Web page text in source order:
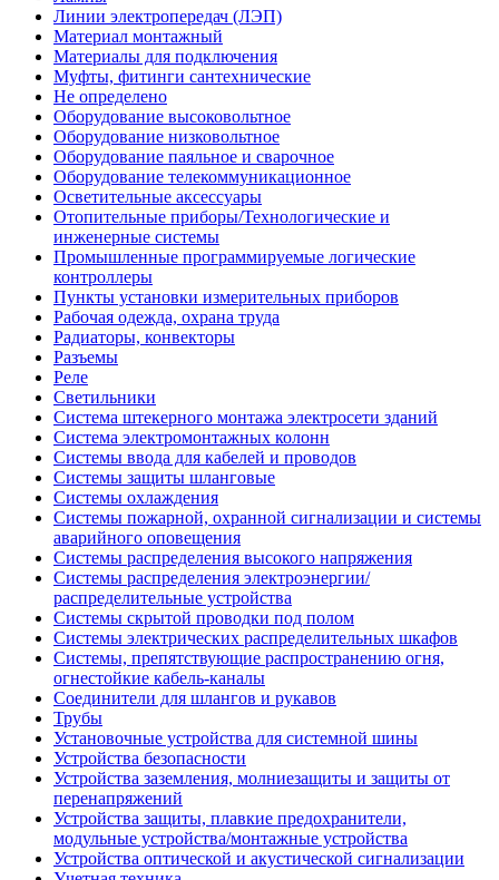
Линии электропередач (ЛЭП)
Материал монтажный
Материалы для подключения
Муфты, фитинги сантехнические
Не определено
Оборудование высоковольтное
Оборудование низковольтное
Оборудование паяльное и сварочное
Оборудование телекоммуникационное
Осветительные аксессуары
Отопительные приборы/Технологические и
инженерные системы
Промышленные программируемые логические
контроллеры
Пункты установки измерительных приборов
Рабочая одежда, охрана труда
Радиаторы, конвекторы
Разъемы
Реле
Светильники
Система штекерного монтажа электросети зданий
Система электромонтажных колонн
Системы ввода для кабелей и проводов
Системы защиты шланговые
Системы охлаждения
Системы пожарной, охранной сигнализации и системы
аварийного оповещения
Системы распределения высокого напряжения
Системы распределения электроэнергии/
распределительные устройства
Системы скрытой проводки под полом
Системы электрических распределительных шкафов
Системы, препятствующие распространению огня,
огнестойкие кабель-каналы
Соединители для шлангов и рукавов
Трубы
Установочные устройства для системной шины
Устройства безопасности
Устройства заземления, молниезащиты и защиты от
перенапряжений
Устройства защиты, плавкие предохранители,
модульные устройства/монтажные устройства
Устройства оптической и акустической сигнализации